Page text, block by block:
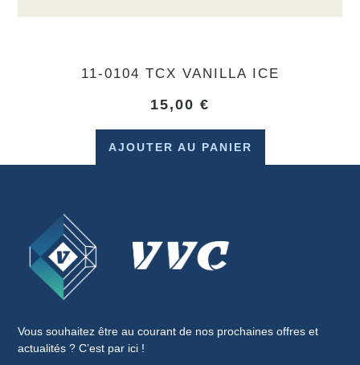
11-0104 TCX VANILLA ICE
15,00 €
AJOUTER AU PANIER
Vous souhaitez être au courant de nos prochaines offres et
actualités ? C’est par ici !